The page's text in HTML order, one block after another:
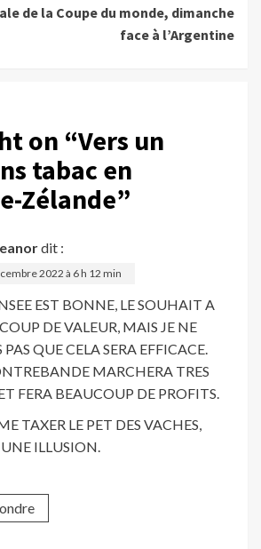
de la Coupe du monde, dimanche
face à l’Argentine
on “Vers un
tabac en
Zélande”
dit :
2022 à 6 h 12 min
EST BONNE, LE SOUHAIT A
DE VALEUR, MAIS JE NE
PAS QUE CELA SERA EFFICACE.
MARCHERA TRES
FERA BEAUCOUP DE PROFITS.
TAXER LE PET DES VACHES,
UNE ILLUSION.